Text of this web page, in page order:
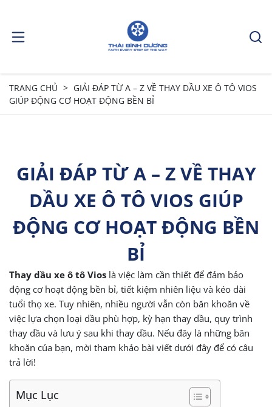
TRANG CHỦ
GIẢI ĐÁP TỪ A – Z VỀ THAY DẦU XE Ô TÔ VIOS
GIÚP ĐỘNG CƠ HOẠT ĐỘNG BỀN BỈ
GIẢI ĐÁP TỪ A – Z VỀ THAY
DẦU XE Ô TÔ VIOS GIÚP
ĐỘNG CƠ HOẠT ĐỘNG BỀN
BỈ
Thay dầu xe ô tô Vios là việc làm cần thiết để đảm bảo
động cơ hoạt động bền bỉ, tiết kiệm nhiên liệu và kéo dài
tuổi thọ xe. Tuy nhiên, nhiều người vẫn còn băn khoăn về
việc lựa chọn loại dầu phù hợp, kỳ hạn thay dầu, quy trình
thay dầu và lưu ý sau khi thay dầu. Nếu đây là những băn
khoăn của bạn, mời tham khảo bài viết dưới đây để có câu
trả lời!
Mục Lục